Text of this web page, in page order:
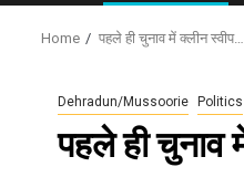
Home पहले ही चुनाव में क्‍लीन
Dehradun/Mussoorie Politics
पहले ही चुनाव